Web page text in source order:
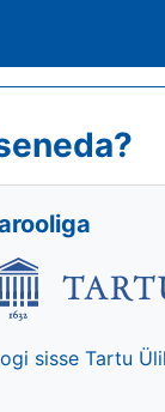
sisse Tartu